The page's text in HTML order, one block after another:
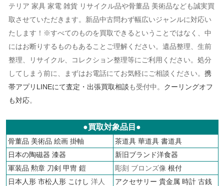
テリア 家具 家電 雑貨 リサイクル品や骨董品 美術品なども誠実買
取させていただきます。新品中古問わず幅広いジャンルに対応い
たします！※すべてのものを買取できるということではなく、中
にはお断りするものもあることご理解ください。遺品整理、生前
整理、リサイクル、コレクション整理等にご利用ください。処分
してしまう前に、まずはお電話にてお気軽にご相談ください。 携
帯アプリLINEにて査定・出張買取相談も受付中。 クーリングオフ
も対応。
●買取対象品目●
骨董品 美術品 絵画 掛軸 茶道具 華道具 書道具
日本の陶磁器 漆器
新旧ブランド洋食器
軍装品 勲章 刀剣 甲冑 鎧 彫刻 ブロンズ像 根付
日本人形 市松人形 こけし 洋人
アクセサリー 貴金属 時計 古銭